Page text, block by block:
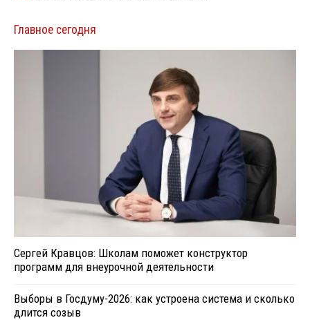
Главное сегодня
Сергей Кравцов: Школам поможет конструктор
программ для внеурочной деятельности
Выборы в Госдуму-2026: как устроена система и сколько
длится созыв